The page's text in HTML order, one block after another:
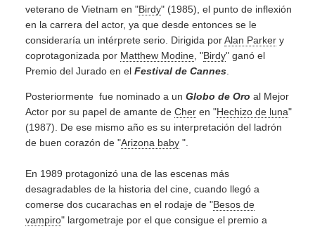
veterano de Vietnam en "Birdy" (1985), el punto de inflexión
en la carrera del actor, ya que desde entonces se le
consideraría un intérprete serio. Dirigida porAlan Parker y
coprotagonizada por Matthew Modine , "Birdy" ganó el
Premio del Jurado en el Festival de Cannes
Posteriormente fue nominado a un Globo de Oro al Mejor
Actor por su papel de amante de Cher en "Hechizo de luna"
(1987). De ese mismo año es su interpretación del ladrón
de buen corazón de "Arizona baby ".
En 1989 protagonizó una de las escenas más
desagradables de la historia del cine, cuando llegó a
comerse dos cucarachas en el rodaje de "Besos de
vampiro" largometraje por el que consigue el premio a